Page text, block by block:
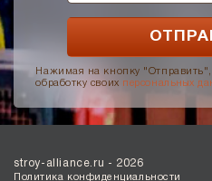
Нажимая на кнопку "Отправить",
обработку своих персональных
stroy-alliance.ru - 2026
Политика конфиденциальности